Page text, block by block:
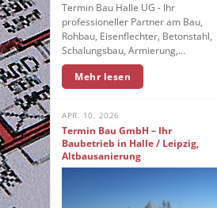
Termin Bau Halle UG - Ihr
professioneller Partner am Bau,
Rohbau, Eisenflechter, Betonstahl,
Schalungsbau, Armierung,…
Mehr lesen
APR. 10, 2026
Termin Bau GmbH – Ihr
Baubetrieb in Halle / Leipzig,
Altbausanierung